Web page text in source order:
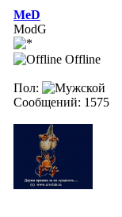
MeD
ModG
Offline
Пол:
Сообщений: 1575